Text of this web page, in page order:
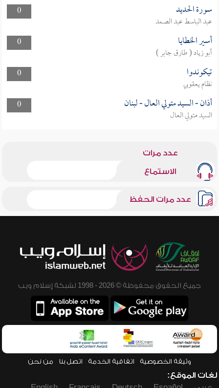
0
سورة الحديد
عبد الباسط عبد الصمد
0
أسير الخطايا
أبو زياد ( طارق جابر )
0
تيكوندوا
نظام يعقوبي
0
أذان - السيد متولي العال - لبنان
السيد متولي العال
عدد مرات
الاستماع
عدد مرات الحفظ
جميع الحقوق محفوظة © 2026 - 1998 لشبكة إسلام ويب
وثيقة الخصوصية اتفاقية الخدمة اتصل بنا من نحن
لغات الموقع: